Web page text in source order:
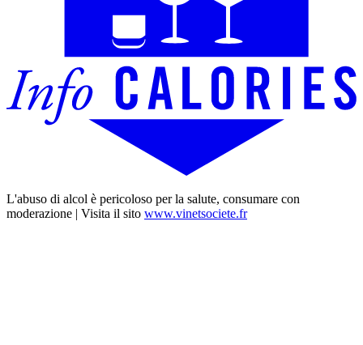
L'abuso di alcol è pericoloso per la salute, consumare con
moderazione | Visita il sito www.vinetsociete.fr